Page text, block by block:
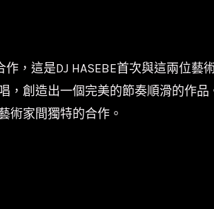
，這是DJ HASEBE首次與這兩位藝
，創造出一個完美的節奏順滑的作
術家間獨特的合作。